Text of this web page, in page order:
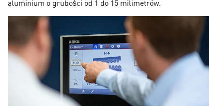
aluminium o grubości od 1 do 15 milimetrów.